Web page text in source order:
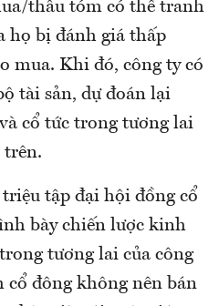
thâu tóm có thể tranh
họ bị đánh giá thấp
mua. Khi đó, công ty có
tài sản, dự đoán lại
cổ tức trong tương lai
trên.
tập đại hội đồng cổ
bày chiến lược kinh
tương lai của công
đông không nên bán